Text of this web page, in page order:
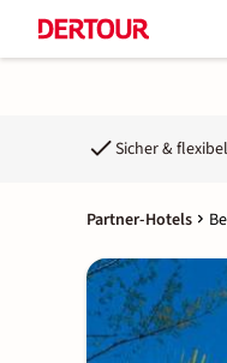
Sicher &
Partner-Hotels